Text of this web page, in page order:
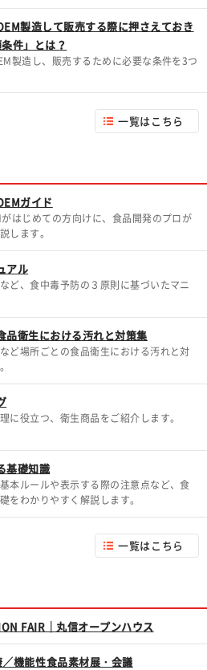
製造して販売する際に押さえておき
件」とは？
製造し、販売するために必要な条件を3つ
一覧はこちら
ガイド
はじめての方向けに、食品開発のプロが
します。
アル
ど、食中毒予防の３原則に基づいたマニ
品衛生における汚れと対策集
ど場所ごとの食品衛生における汚れと対
に役立つ、衛生商品をご紹介します。
基礎知識
本ルールや表示する際の注意点など、食
をわかりやすく解説します。
一覧はこちら
FAIR｜丸信オープンハウス
機能性食品素材展・会議